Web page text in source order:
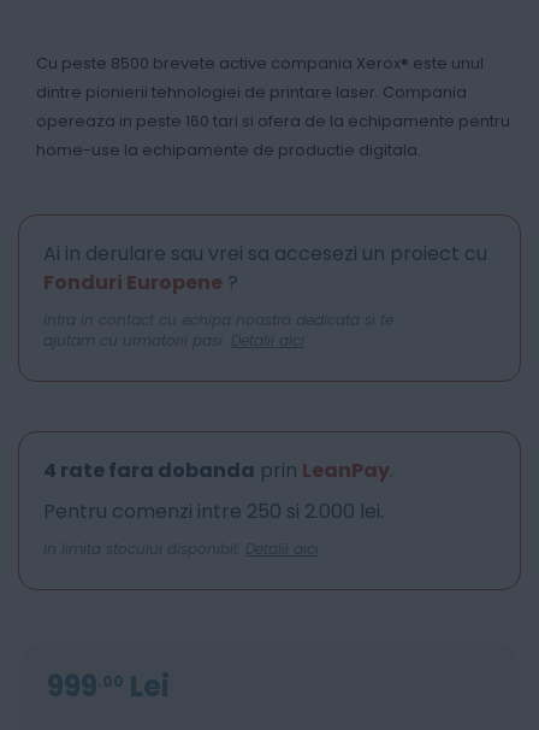
Cu peste 8500 brevete active compania Xerox® este unul
dintre pionierii tehnologiei de printare laser. Compania
opereaza in peste 160 tari si ofera de la echipamente pentru
home-use la echipamente de productie digitala.
Ai in derulare sau vrei sa accesezi un proiect cu
Fonduri Europene ?
Intra in contact cu echipa noastra dedicata si te
ajutam cu urmatorii pasi. Detalii aici
4 rate fara dobanda prin LeanPay.
Pentru comenzi intre 250 si 2.000 lei.
In limita stocului disponibil. Detalii aici
999 00 Lei